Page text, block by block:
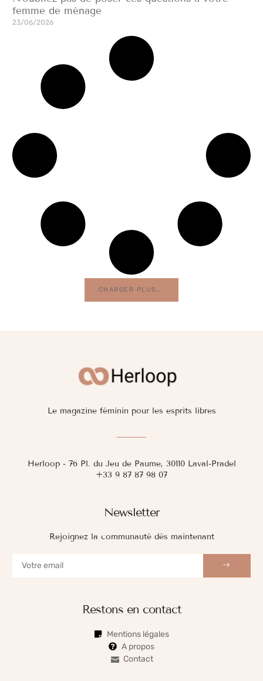
femme de ménage
23/06/2026
CHARGER PLUS...
Newsletter
Rejoignez la communauté dès maintenant
Le magazine féminin pour les esprits libres
Herloop - 76 Pl. du Jeu de Paume, 30110 Laval-Pradel
+33 9 87 87 98 07
Restons en contact
Mentions légales
A propos
Contact